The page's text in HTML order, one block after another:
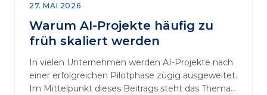
27. MAI 2026
Warum AI-Projekte häufig zu
früh skaliert werden
In vielen Unternehmen werden AI-Projekte nach
einer erfolgreichen Pilotphase zügig ausgeweitet.
Im Mittelpunkt dieses Beitrags steht das Thema